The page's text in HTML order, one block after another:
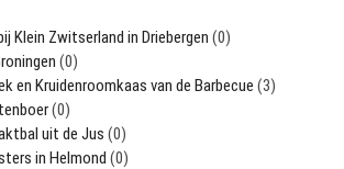
Klein Zwitserland in Driebergen (0)
(0)
en Kruidenroomkaas van de Barbecue (3)
(0)
uit de Jus (0)
in Helmond (0)